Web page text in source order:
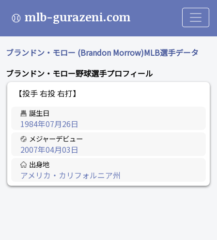
mlb-gurazeni.com
ブランドン・モロー (Brandon Morrow)MLB選手データ
ブランドン・モロー野球選手プロフィール
【投手 右投 右打】
誕生日
1984年07月26日
メジャーデビュー
2007年04月03日
出身地
アメリカ・カリフォルニア州